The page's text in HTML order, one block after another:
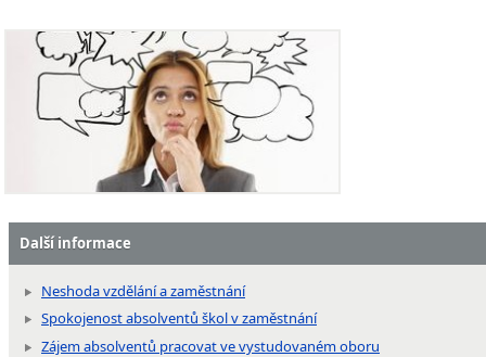
Další informace
Neshoda vzdělání a zaměstnání
Spokojenost absolventů škol v zaměstnání
Zájem absolventů pracovat ve vystudovaném oboru